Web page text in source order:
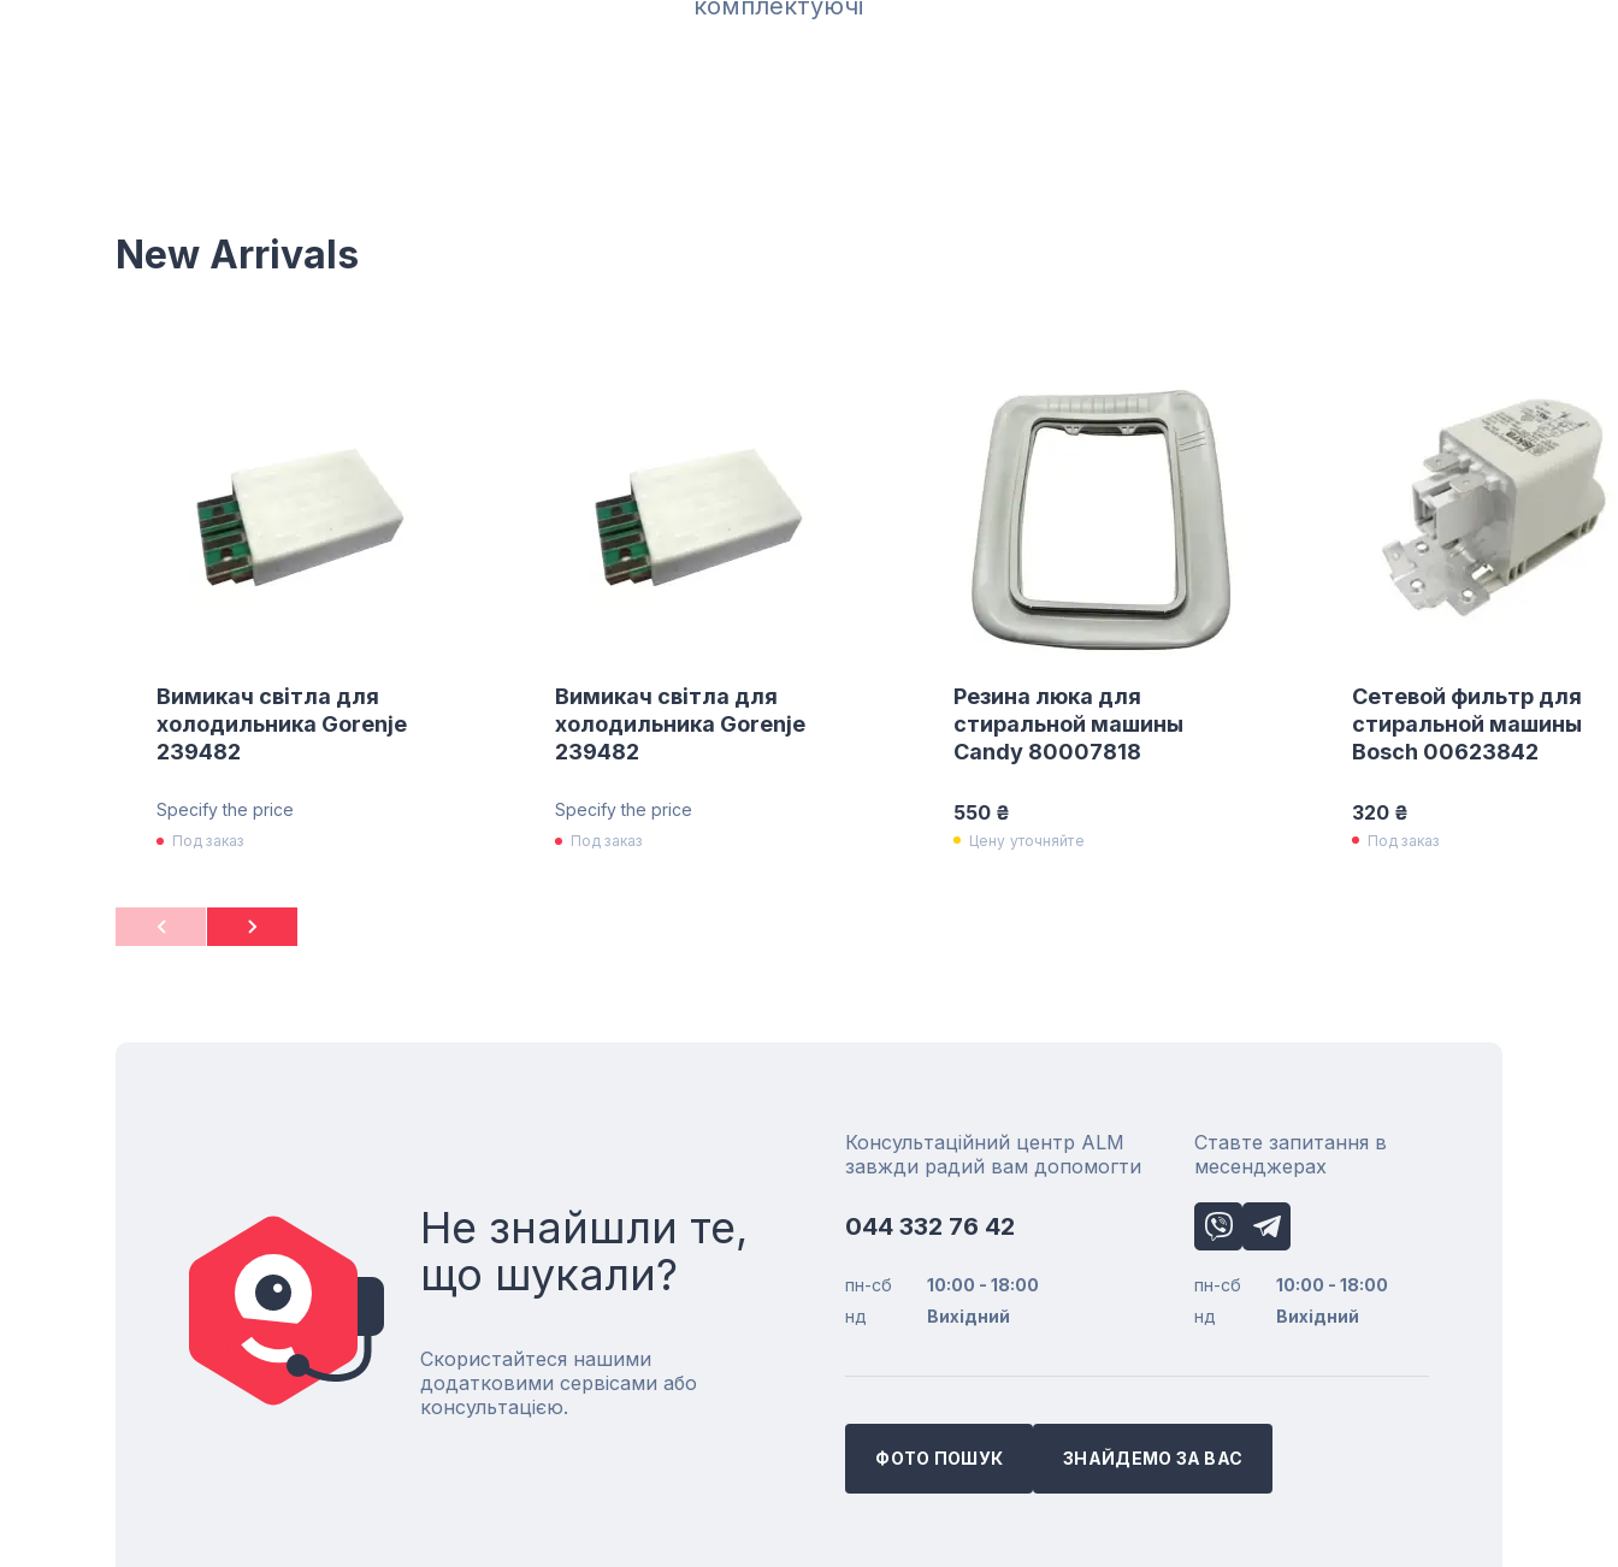
комплектуючі
New Arrivals
Вимикач світла для
холодильника Gorenje
239482
Specify the price
Под заказ
Вимикач світла для
холодильника Gorenje
239482
Specify the price
Под заказ
Резина люка для
стиральной машины
Candy 80007818
550 ₴
Цену уточняйте
Сетевой фильтр для
стиральной машины
Bosch 00623842
320 ₴
Под заказ
Не знайшли те,
що шукали?
Скористайтеся нашими
додатковими сервісами або
консультацією.
Консультаційний центр ALM
завжди радий вам допомогти
044 332 76 42
пн-сб
10:00 - 18:00
нд
Вихідний
Ставте запитання в
месенджерах
пн-сб
10:00 - 18:00
нд
Вихідний
ФОТО ПОШУК ЗНАЙДЕМО ЗА ВАС